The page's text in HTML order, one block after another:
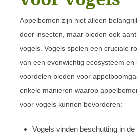
Appelbomen zijn niet alleen
door insecten, maar bieden ook
vogels. Vogels spelen een cruciale
van een evenwichtig ecosysteem en
voordelen bieden voor
enkele manieren waarop
voor vogels kunnen bevorderen:
Vogels vinden beschutting in